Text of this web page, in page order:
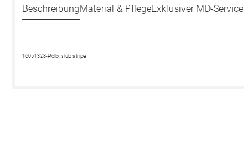
BeschreibungMaterial & PflegeExklusiver MD-Service
16051328-Polo, slub stripe